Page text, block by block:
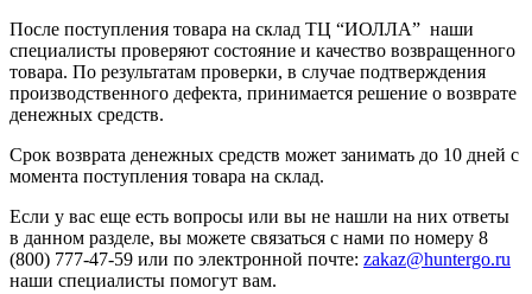
После поступления товара на склад ТЦ “ИОЛЛА” наши
специалисты проверяют состояние и качество возвращенного
товара. По результатам проверки, в случае подтверждения
производственного дефекта, принимается решение о возврате
денежных средств.
Срок возврата денежных средств может занимать до 10 дней с
момента поступления товара на склад.
Если у вас еще есть вопросы или вы не нашли на них ответы
в данном разделе, вы можете связаться с нами по номеру 8
(800) 777-47-59 или по электронной почте: zakaz@huntergo.ru
наши специалисты помогут вам.